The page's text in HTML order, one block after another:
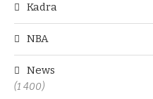
Kadra
NBA
News
(1 400)